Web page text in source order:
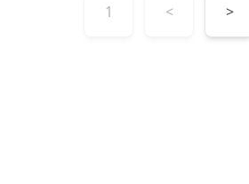
1 < >